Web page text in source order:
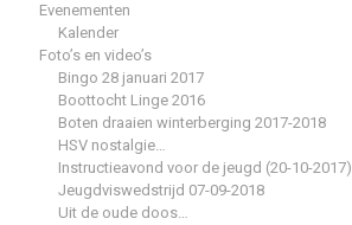
Evenementen
Kalender
Foto’s en video’s
Bingo 28 januari 2017
Boottocht Linge 2016
Boten draaien winterberging 2017-2018
HSV nostalgie…
Instructieavond voor de jeugd (20-10-2017)
Jeugdviswedstrijd 07-09-2018
Uit de oude doos…